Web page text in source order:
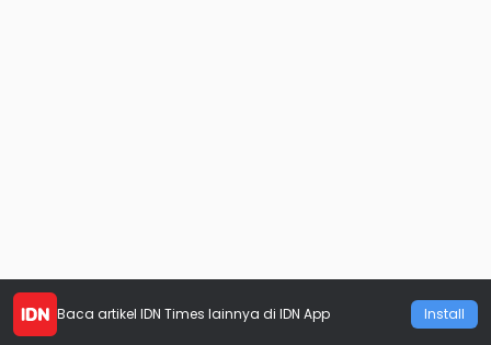
Baca artikel IDN Times lainnya di IDN App Install